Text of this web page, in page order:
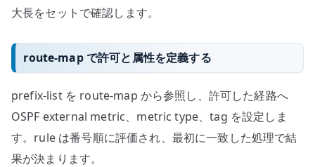
大長をセットで確認します。
route-map で許可と属性を定義する
prefix-list を route-map から参照し、許可した経路へ
OSPF external metric、metric type、tag を設定しま
す。rule は番号順に評価され、最初に一致した処理で結
果が決まります。